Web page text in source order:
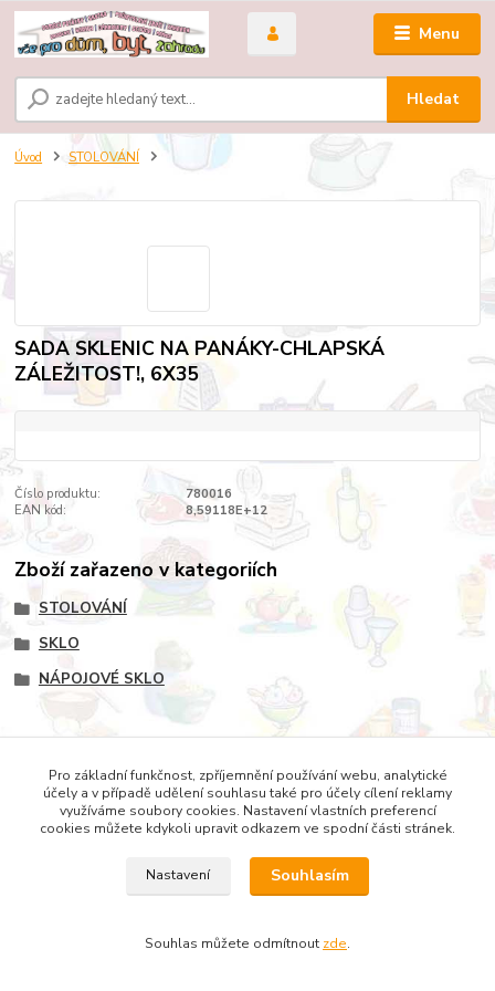
Menu
Hledat
Úvod STOLOVÁNÍ
SADA SKLENIC NA PANÁKY-CHLAPSKÁ
ZÁLEŽITOST!, 6X35
Číslo produktu:
780016
EAN kód:
8,59118E+12
Zboží zařazeno v kategoriích
STOLOVÁNÍ
SKLO
NÁPOJOVÉ SKLO
Copyright © 2022 DOMESTICUS - VŠE PRO DŮM, BYT A
ZAHRADU
Pro základní funkčnost, zpříjemnění používání webu, analytické
účely a v případě udělení souhlasu také pro účely cílení reklamy
využíváme soubory cookies. Nastavení vlastních preferencí
cookies můžete kdykoli upravit odkazem ve spodní části stránek.
Nastavení Souhlasím
Souhlas můžete odmítnout zde.